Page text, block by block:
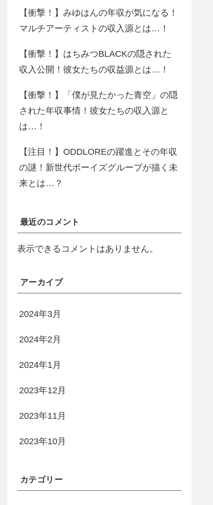
【衝撃！】みゆはんの年収が気になる！
マルチアーティストの収入源とは…！
【衝撃！】はちみつBLACKの隠された
収入公開！彼女たちの収益源とは…！
【衝撃！】「僕が見たかった青空」の隠
された年収事情！彼女たちの収入源と
は…！
【注目！】ODDLOREの躍進とその年収
の謎！新世代ボーイズグループが描く未
来とは…？
最近のコメント
表示できるコメントはありません。
アーカイブ
2024年3月
2024年2月
2024年1月
2023年12月
2023年11月
2023年10月
カテゴリー